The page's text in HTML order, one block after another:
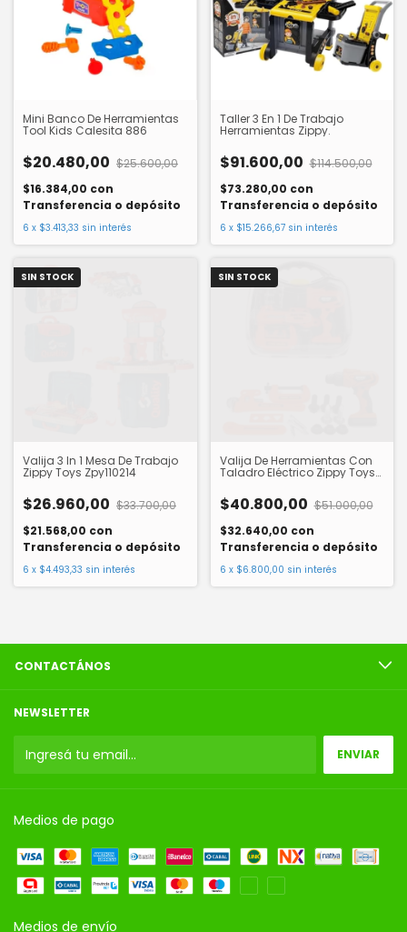
Mini Banco De Herramientas
Tool Kids Calesita 886
$20.480,00 $25.600,00
$16.384,00 con
Transferencia o depósito
6 x $3.413,33 sin interés
Taller 3 En 1 De Trabajo
Herramientas Zippy.
$91.600,00 $114.500,00
$73.280,00 con
Transferencia o depósito
6 x $15.266,67 sin interés
SIN STOCK
Valija 3 In 1 Mesa De Trabajo
Zippy Toys Zpy110214
$26.960,00 $33.700,00
$21.568,00 con
Transferencia o depósito
6 x $4.493,33 sin interés
SIN STOCK
Valija De Herramientas Con
Taladro Eléctrico Zippy Toys
$40.800,00 $51.000,00
$32.640,00 con
Transferencia o depósito
6 x $6.800,00 sin interés
CONTACTÁNOS
NEWSLETTER
Medios de pago
Medios de envío